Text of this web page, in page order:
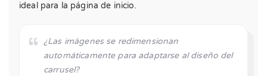
ideal para la página de inicio.
¿Las imágenes se redimensionan
automáticamente para adaptarse al diseño del
carrusel?